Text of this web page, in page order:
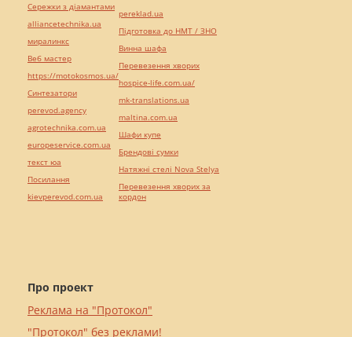
Про проект
Реклама на "Протокол"
"Протокол" без реклами!
Сережки з діамантами
alliancetechnika.ua
миралинкс
Веб мастер
https://motokosmos.ua/
Синтезатори
perevod.agency
agrotechnika.com.ua
europeservice.com.ua
текст юа
Посилання
kievperevod.com.ua
pereklad.ua
Підготовка до НМТ / ЗНО
Винна шафа
Перевезення хворих
hospice-life.com.ua/
mk-translations.ua
maltina.com.ua
Шафи купе
Брендові сумки
Натяжні стелі Nova Stelya
Перевезення хворих за
кордон